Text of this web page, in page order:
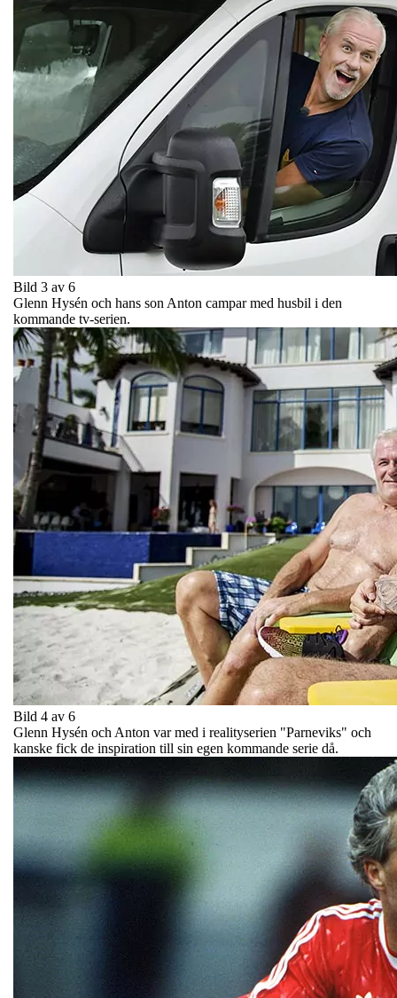
Bild 3 av 6
Glenn Hysén och hans son Anton campar med husbil i den
kommande tv-serien.
Bild 4 av 6
Glenn Hysén och Anton var med i realityserien "Parneviks" och
kanske fick de inspiration till sin egen kommande serie då.